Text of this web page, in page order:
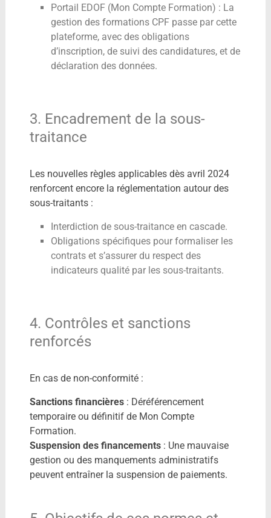
Portail EDOF (Mon Compte Formation) : La
gestion des formations CPF passe par cette
plateforme, avec des obligations
d’inscription, de suivi des candidatures, et de
déclaration des données.
3. Encadrement de la sous-
traitance
Les nouvelles règles applicables dès avril 2024
renforcent encore la réglementation autour des
sous-traitants :
Interdiction de sous-traitance en cascade.
Obligations spécifiques pour formaliser les
contrats et s’assurer du respect des
indicateurs qualité par les sous-traitants.
4. Contrôles et sanctions
renforcés
En cas de non-conformité :
Sanctions financières: Déréférencement
temporaire ou définitif de Mon Compte
Formation.
Suspension des financements: Une mauvaise
gestion ou des manquements administratifs
peuvent entraîner la suspension de paiements.